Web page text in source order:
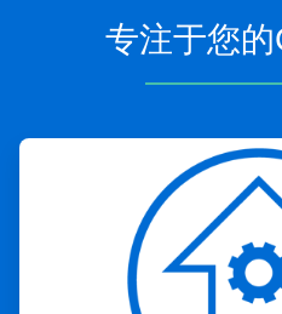
专注于您
，
4